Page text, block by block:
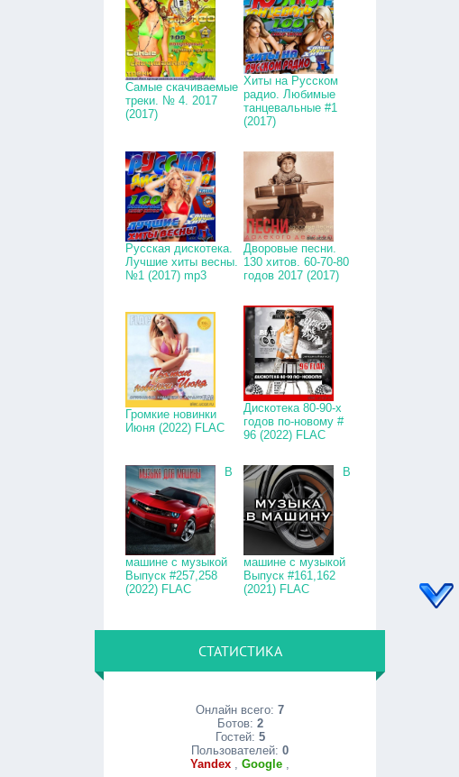
Самые скачиваемые
треки. № 4. 2017
(2017)
Хиты на Русском
радио. Любимые
танцевальные #1
(2017)
Русская дискотека.
Лучшие хиты весны.
№1 (2017) mp3
Дворовые песни.
130 хитов. 60-70-80
годов 2017 (2017)
Громкие новинки
Июня (2022) FLAC
Дискотека 80-90-х
годов по-новому #
96 (2022) FLAC
В
машине с музыкой
Выпуск #257,258
(2022) FLAC
В
машине с музыкой
Выпуск #161,162
(2021) FLAC
СТАТИСТИКА
Онлайн всего:7
Ботов: 2
Гостей: 5
Пользователей:0
Yandex ,Google ,